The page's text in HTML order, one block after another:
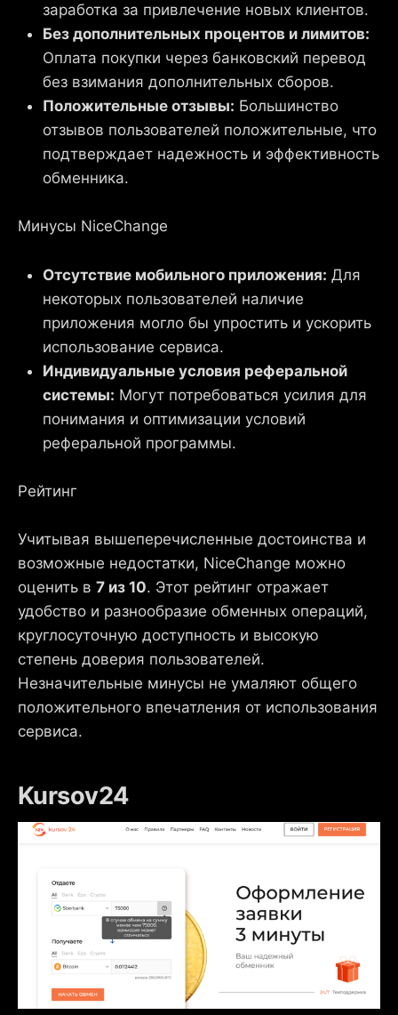
заработка за привлечение новых клиентов.
Без дополнительных процентов и лимитов:
Оплата покупки через банковский перевод
без взимания дополнительных сборов.
Положительные отзывы: Большинство
отзывов пользователей положительные, что
подтверждает надежность и эффективность
обменника.
Минусы NiceChange
Отсутствие мобильного приложения: Для
некоторых пользователей наличие
приложения могло бы упростить и ускорить
использование сервиса.
Индивидуальные условия реферальной
системы: Могут потребоваться усилия для
понимания и оптимизации условий
реферальной программы.
Рейтинг
Учитывая вышеперечисленные достоинства и
возможные недостатки, NiceChange можно
оценить в 7 из 10. Этот рейтинг отражает
удобство и разнообразие обменных операций,
круглосуточную доступность и высокую
степень доверия пользователей.
Незначительные минусы не умаляют общего
положительного впечатления от использования
сервиса.
Kursov24